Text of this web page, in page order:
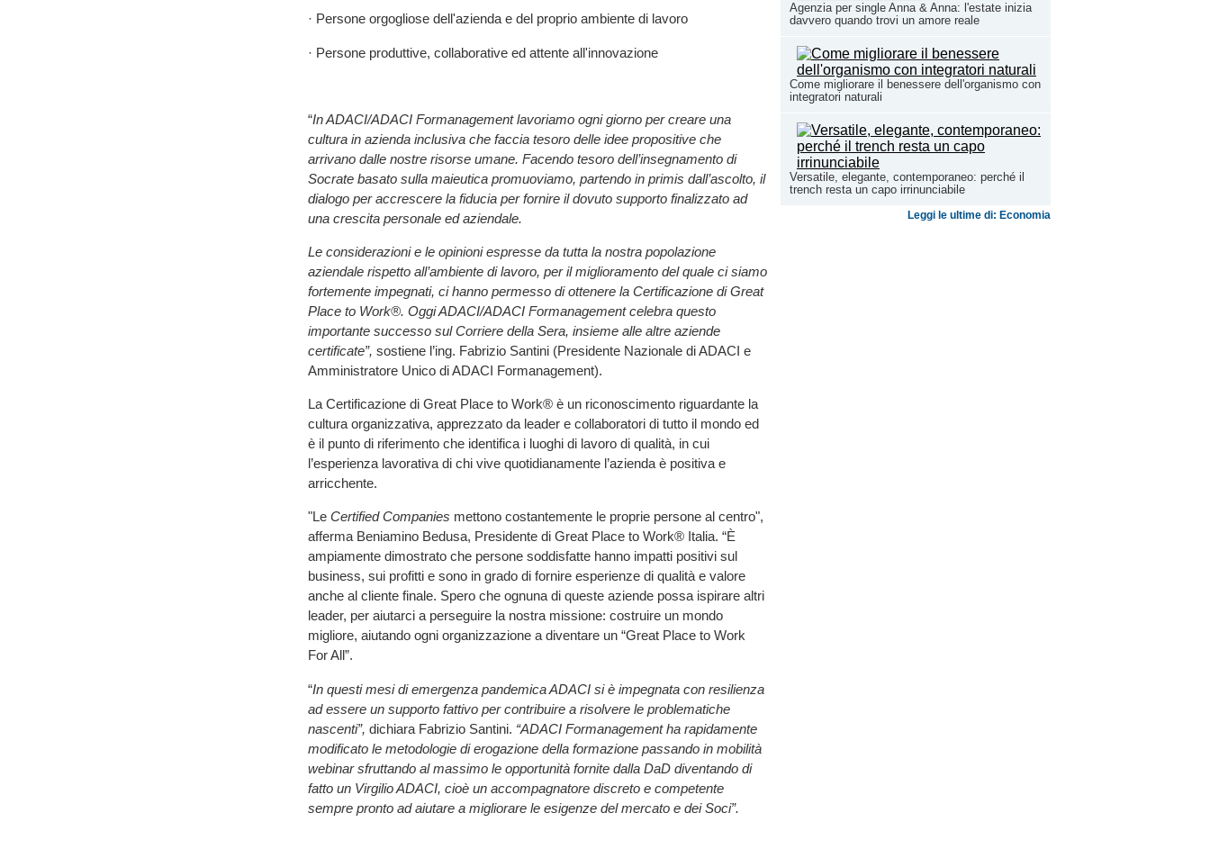
Agenzia per single Anna & Anna: l'estate inizia
davvero quando trovi un amore reale
Come migliorare il benessere dell'organismo con
integratori naturali
Versatile, elegante, contemporaneo: perché il
trench resta un capo irrinunciabile
Leggi le ultime di: Economia
· Persone orgogliose dell'azienda e del proprio ambiente di lavoro
· Persone produttive, collaborative ed attente all'innovazione
“In ADACI/ADACI Formanagement lavoriamo ogni giorno per creare una
cultura in azienda inclusiva che faccia tesoro delle idee propositive che
arrivano dalle nostre risorse umane. Facendo tesoro dell’insegnamento di
Socrate basato sulla maieutica promuoviamo, partendo in primis dall’ascolto, il
dialogo per accrescere la fiducia per fornire il dovuto supporto finalizzato ad
una crescita personale ed aziendale.
Le considerazioni e le opinioni espresse da tutta la nostra popolazione
aziendale rispetto all’ambiente di lavoro, per il miglioramento del quale ci siamo
fortemente impegnati, ci hanno permesso di ottenere la Certificazione di Great
Place to Work®. Oggi ADACI/ADACI Formanagement celebra questo
importante successo sul Corriere della Sera, insieme alle altre aziende
certificate”, sostiene l’ing. Fabrizio Santini (Presidente Nazionale di ADACI e
Amministratore Unico di ADACI Formanagement).
La Certificazione di Great Place to Work® è un riconoscimento riguardante la
cultura organizzativa, apprezzato da leader e collaboratori di tutto il mondo ed
è il punto di riferimento che identifica i luoghi di lavoro di qualità, in cui
l’esperienza lavorativa di chi vive quotidianamente l’azienda è positiva e
arricchente.
"Le Certified Companies mettono costantemente le proprie persone al centro",
afferma Beniamino Bedusa, Presidente di Great Place to Work® Italia. “È
ampiamente dimostrato che persone soddisfatte hanno impatti positivi sul
business, sui profitti e sono in grado di fornire esperienze di qualità e valore
anche al cliente finale. Spero che ognuna di queste aziende possa ispirare altri
leader, per aiutarci a perseguire la nostra missione: costruire un mondo
migliore, aiutando ogni organizzazione a diventare un “Great Place to Work
For All”.
“In questi mesi di emergenza pandemica ADACI si è impegnata con resilienza
ad essere un supporto fattivo per contribuire a risolvere le problematiche
nascenti”, dichiara Fabrizio Santini. “ADACI Formanagement ha rapidamente
modificato le metodologie di erogazione della formazione passando in mobilità
webinar sfruttando al massimo le opportunità fornite dalla DaD diventando di
fatto un Virgilio ADACI, cioè un accompagnatore discreto e competente
sempre pronto ad aiutare a migliorare le esigenze del mercato e dei Soci”.